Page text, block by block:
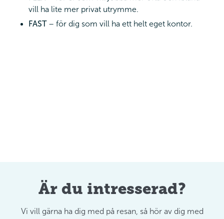
vill ha lite mer privat utrymme.
FAST– för dig som vill ha ett helt eget kontor.
Är du intresserad?
Vi vill gärna ha dig med på resan, så hör av dig med